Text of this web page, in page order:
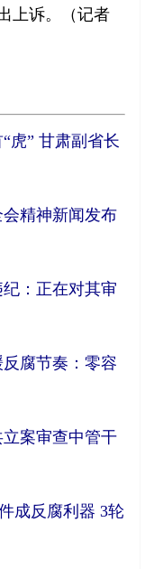
上诉。（记者
虎” 甘肃副省长
精神新闻发布
：正在对其审
腐节奏：零容
案审查中管干
成反腐利器 3轮